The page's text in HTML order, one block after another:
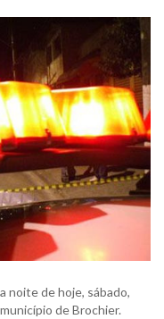
noite de hoje, sábado,
de Brochier.